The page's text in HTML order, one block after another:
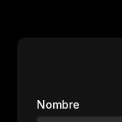
Nombre